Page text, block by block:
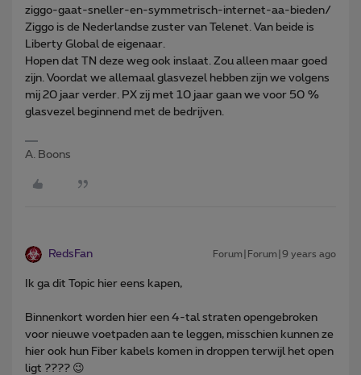
ziggo-gaat-sneller-en-symmetrisch-internet-aa-bieden/
Ziggo is de Nederlandse zuster van Telenet. Van beide is
Liberty Global de eigenaar.
Hopen dat TN deze weg ook inslaat. Zou alleen maar goed
zijn. Voordat we allemaal glasvezel hebben zijn we volgens
mij 20 jaar verder. PX zij met 10 jaar gaan we voor 50 %
glasvezel beginnend met de bedrijven.
A. Boons
RedsFan Forum|Forum|9 years ago
Ik ga dit Topic hier eens kapen,
Binnenkort worden hier een 4-tal straten opengebroken
voor nieuwe voetpaden aan te leggen, misschien kunnen ze
hier ook hun Fiber kabels komen in droppen terwijl het open
ligt ???? 😉